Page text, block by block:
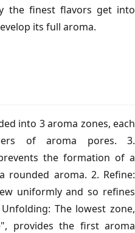
the finest flavors get into
its full aroma.
into 3 aroma zones, each
of aroma pores. 3.
the formation of a
rounded aroma. 2. Refine:
uniformly and so refines
The lowest zone,
provides the first aroma